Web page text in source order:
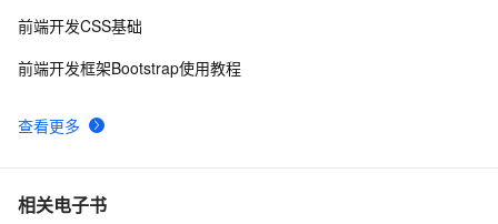
查看更多
前端开发CSS基础
前端开发框架Bootstrap使用教程
相关电子书